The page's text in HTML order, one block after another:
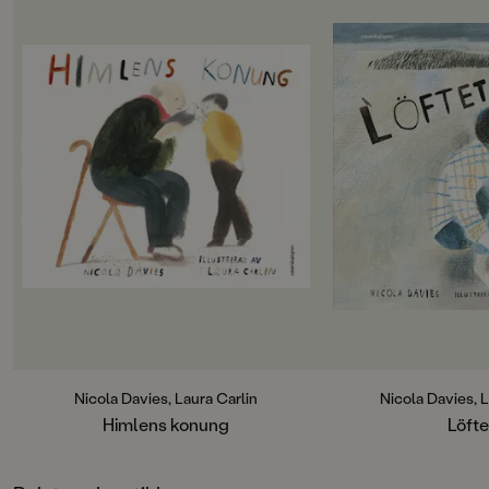
Pojken, herr Evans och duvan
Himlens Konung möter vi i den här
fina bilderboken om främlingskap,
längtan och hemkänsla.
Hyllade illustratören Laura Carlin
samarbetar med zoologen och
författaren Nicola Davies.
Varje dag hälsade jag på hos
duvorna.
vinnare.
Han lade en duva i mina händer.
Jag kände det lilla hjärtats snabba
Nicola Davies, Laura Carlin
Himlens konung
OM BOKEN
I en mörk gränd, i
försöker en ung
väska från en äldre
håller hårt i
hon släpper om
"plantera dem".
springer iväg med
Men i väskan
eller mat. I väskan
ekollon: gröna,
förändras flickan,
städer där det
Nicola Davies,